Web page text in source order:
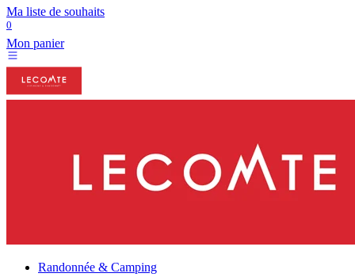
Ma liste de souhaits
0
Mon panier
Randonnée & Camping